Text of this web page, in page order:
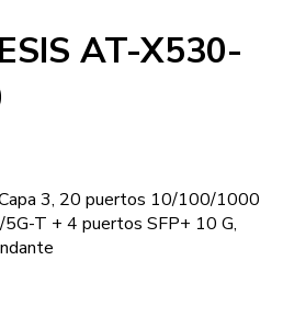
AT-X530-
3, 20 puertos 10/100/1000
T + 4 puertos SFP+ 10 G,